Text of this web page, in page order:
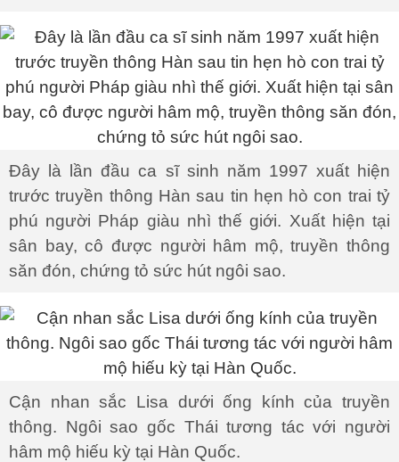
Đây là lần đầu ca sĩ sinh năm 1997 xuất hiện
trước truyền thông Hàn sau tin hẹn hò con trai tỷ
phú người Pháp giàu nhì thế giới. Xuất hiện tại
sân bay, cô được người hâm mộ, truyền thông
săn đón, chứng tỏ sức hút ngôi sao.
Cận nhan sắc Lisa dưới ống kính của truyền
thông. Ngôi sao gốc Thái tương tác với người
hâm mộ hiếu kỳ tại Hàn Quốc.